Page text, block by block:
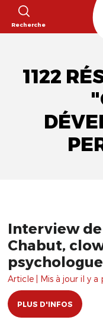
Recherche
1122
Interview
Chabut,
Article | Mis à jour il y a
PLUS D'INFOS